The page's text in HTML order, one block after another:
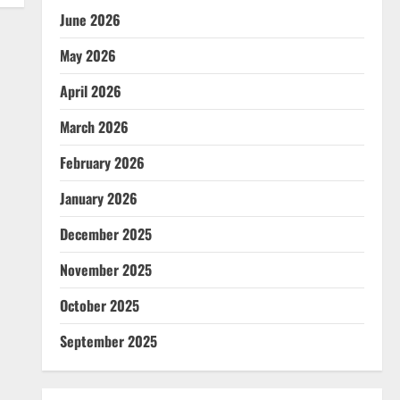
June 2026
May 2026
April 2026
March 2026
February 2026
January 2026
December 2025
November 2025
October 2025
September 2025